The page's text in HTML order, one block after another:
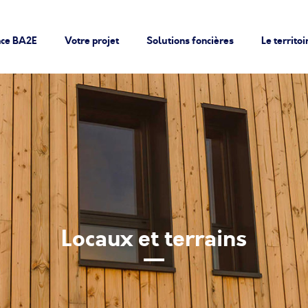
BA2E Votre projet Solutions foncières Le
Locaux et terrains